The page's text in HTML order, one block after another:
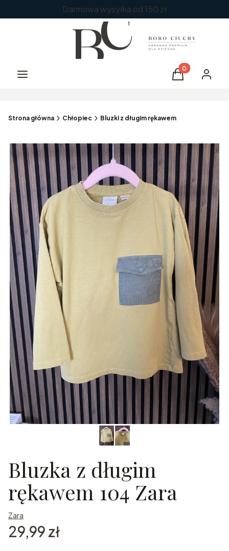
Darmowa wysyłka od 150 zł
Menu Produkty w
Koszyk
Strona główna Chłopiec Bluzki z długim rękawem
Bluzka z długim
rękawem 104 Zara
Zara
Cena
29,99 zł